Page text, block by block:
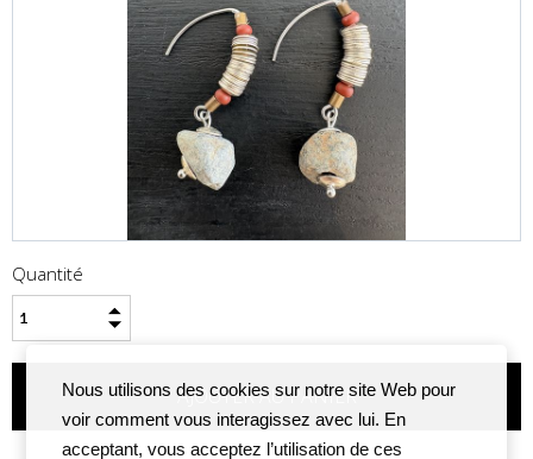
Quantité
Nous utilisons des cookies sur notre site Web pour
voir comment vous interagissez avec lui. En
acceptant, vous acceptez l’utilisation de ces